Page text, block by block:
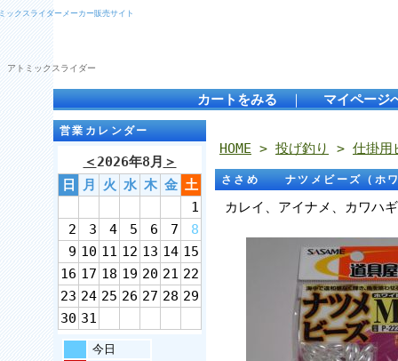
ックスライダーメーカー販売サイト
トミックスライダー
カートをみる ｜ マイページ
営業カレンダー
＜2026年8月 ＞
日
月 火 水 木 金 土
1
2
3 4 5 6 7
8
9 10 11 12 13 14 15
16 17 18 19 20 21 22
23 24 25 26 27 28 29
30 31
今日
HOME > 投げ釣り > 仕掛用
ささめ ナツメビーズ（ホ
カレイ、アイナメ、カワハ